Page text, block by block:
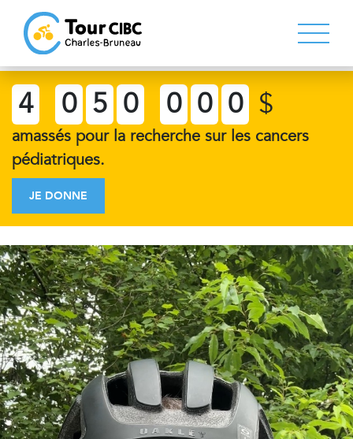
4 0 5 0 0 0 0 $
amassés pour la recherche sur les cancers
pédiatriques.
JE DONNE